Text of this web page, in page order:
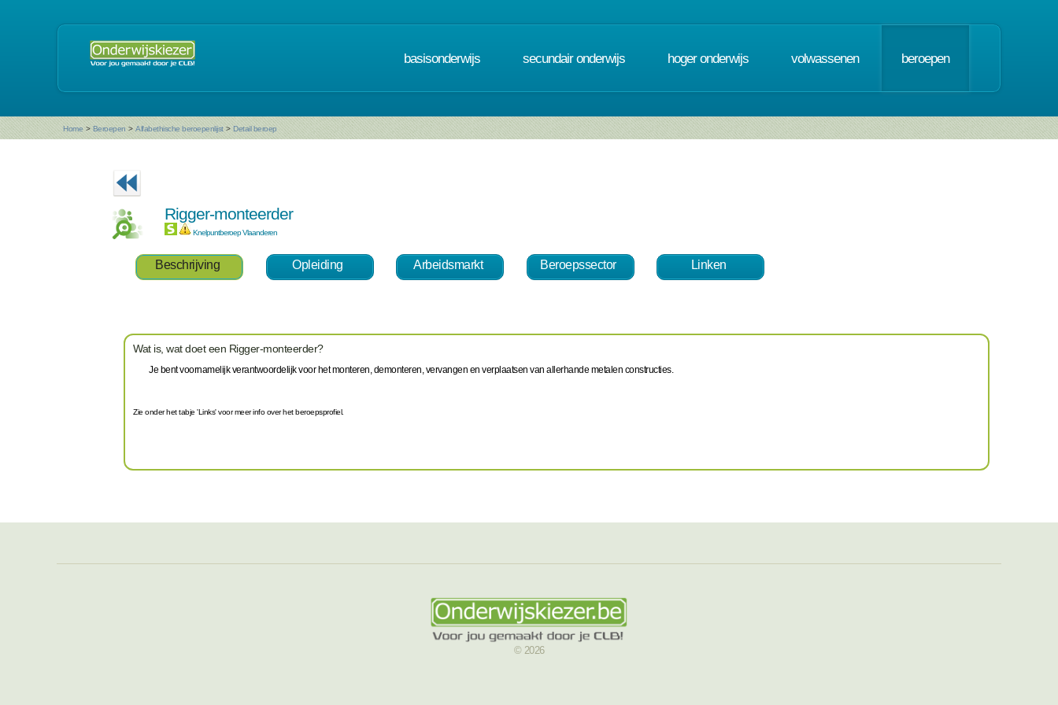
basisonderwijs secundair onderwijs hoger onderwijs volwassenen beroepen
Home > Beroepen > Alfabethische beroepenlijst > Detail beroep
Rigger-monteerder
Knelpuntberoep Vlaanderen
Beschrijving Opleiding Arbeidsmarkt Beroepssector Linken
Wat is, wat doet een Rigger-monteerder?
Je bent voornamelijk verantwoordelijk voor het monteren, demonteren, vervangen en verplaatsen van allerhande metalen constructies.
Zie onder het tabje 'Links' voor meer info over het beroepsprofiel.
© 2026